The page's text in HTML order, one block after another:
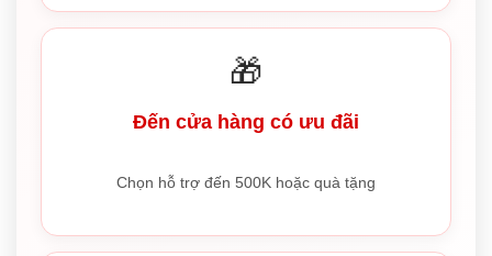
🎁
Đến cửa hàng có ưu đãi
Chọn hỗ trợ đến 500K hoặc quà tặng